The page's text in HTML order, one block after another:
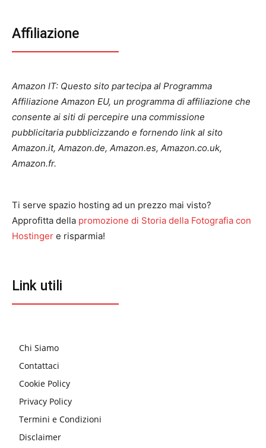
Affiliazione
Amazon IT: Questo sito partecipa al Programma
Affiliazione Amazon EU, un programma di affiliazione che
consente ai siti di percepire una commissione
pubblicitaria pubblicizzando e fornendo link al sito
Amazon.it, Amazon.de, Amazon.es, Amazon.co.uk,
Amazon.fr.
Ti serve spazio hosting ad un prezzo mai visto?
Approfitta della promozione di Storia della Fotografia con
Hostinger e risparmia!
Link utili
Chi Siamo
Contattaci
Cookie Policy
Privacy Policy
Termini e Condizioni
Disclaimer